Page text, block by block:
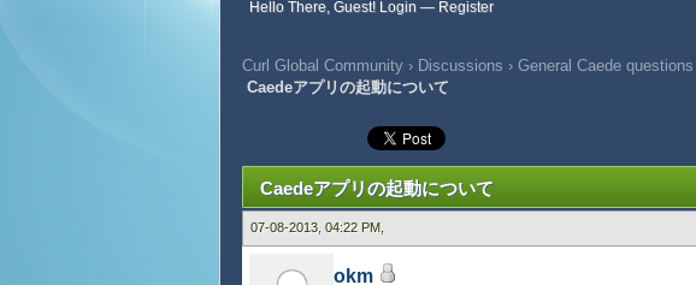
Hello There, Guest! Login — Register
Curl Global Community › Discussions › General Caede questions
Caedeアプリの起動について
Caedeアプリの起動について
07-08-2013, 04:22 PM,
okm